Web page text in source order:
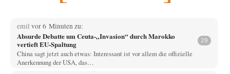
emil vor 6 Minuten zu:
Absurde Debatte um Ceuta-„Invasion“ durch Marokko
vertieft EU-Spaltung
29
China sagt jetzt auch etwas: Interessant ist vor allem die offizielle
Anerkennung der USA, das…